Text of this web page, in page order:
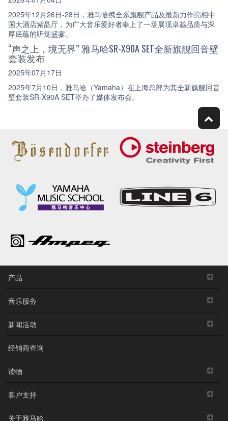
2025年12月26日-28日，雅马哈携全系旗舰产品及最新力作亮相中
国大酒店紫晶厅，为广大音乐爱好者奉上了一场展现卓越品质与深
厚底蕴的听觉盛宴。
“声之上，境无界” 雅马哈SR-X90A SET全新旗舰回音壁
套装发布
2025年07月17日
2025年7月10日，雅马哈（Yamaha）在上海总部为其全新旗舰回音
壁套装SR-X90A SET举办了媒体发布会。
产品
音乐服务
新闻活动
经销商查询
读物
客户支持
关于雅马哈